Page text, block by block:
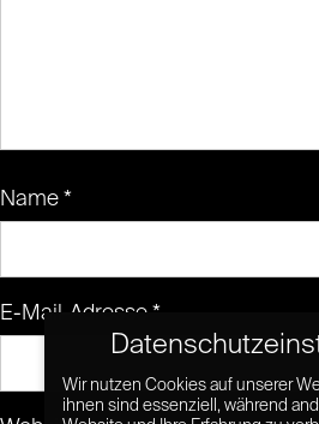
Name *
E-Mail-Adresse *
Wir nutzen Cookies auf unserer
ihnen sind essenziell, während